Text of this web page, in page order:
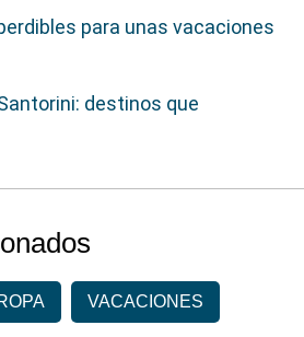
para unas vacaciones
destinos que
VACACIONES